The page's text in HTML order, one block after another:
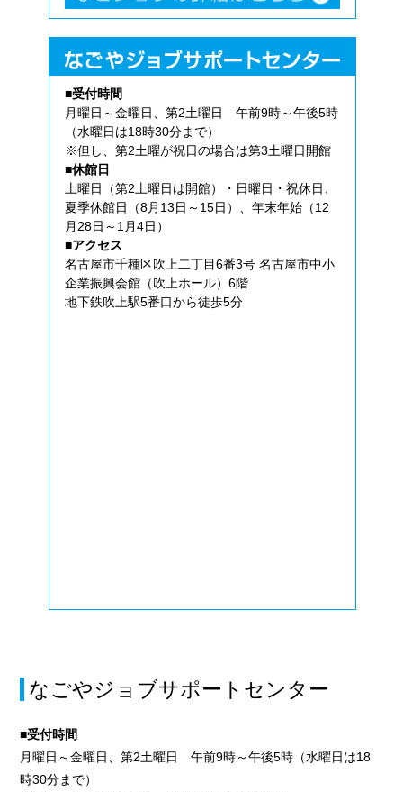
■受付時間
月曜日～金曜日、第2土曜日 午前9時～午後5時
（水曜日は18時30分まで）
※但し、第2土曜が祝日の場合は第3土曜日開館
■休館日
土曜日（第2土曜日は開館）・日曜日・祝休日、
夏季休館日（8月13日～15日）、年末年始（12
月28日～1月4日）
■アクセス
名古屋市千種区吹上二丁目6番3号 名古屋市中小
企業振興会館（吹上ホール）6階
地下鉄吹上駅5番口から徒歩5分
なごやジョブサポートセンター
■受付時間
月曜日～金曜日、第2土曜日 午前9時～午後5時（水曜日は18
時30分まで）